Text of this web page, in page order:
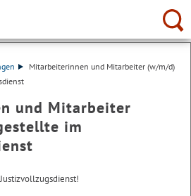
Mitarbeiterinnen und Mitarbeiter (w/m/d)
und Mitarbeiter
im